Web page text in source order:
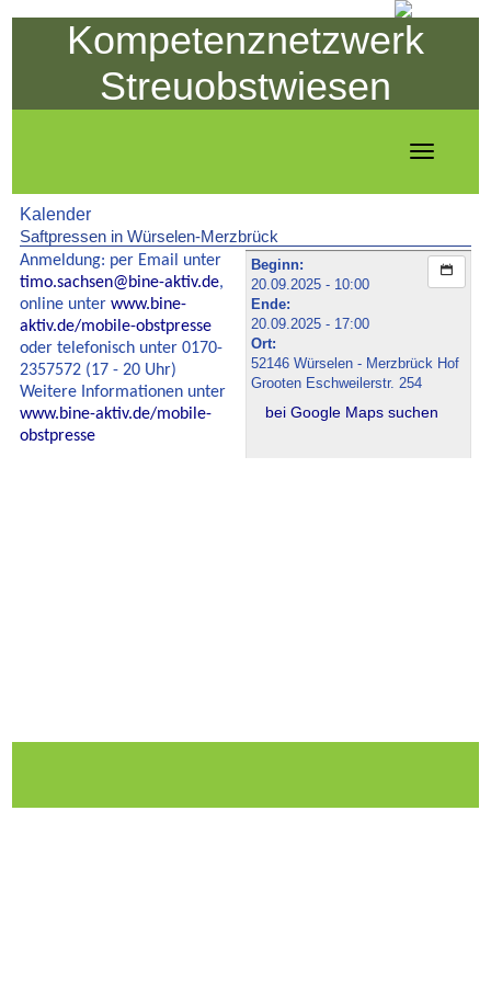
Kompetenznetzwerk
Streuobstwiesen
Toggle
Kalender
Saftpressen in Würselen-Merzbrück
Beginn:
20.09.2025 - 10:00
Ende:
20.09.2025 - 17:00
Ort:
52146 Würselen - Merzbrück Hof
Grooten Eschweilerstr. 254
bei Google Maps suchen
Anmeldung: per Email unter
timo.sachsen@bine-aktiv.de,
online unter www.bine-
aktiv.de/mobile-obstpresse
oder telefonisch unter 0170-
2357572 (17 - 20 Uhr)
Weitere Informationen unter
www.bine-aktiv.de/mobile-
obstpresse